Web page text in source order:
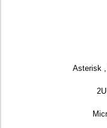
پشتیبانی از SIP Server های مختلف مانند : Asterisk ,